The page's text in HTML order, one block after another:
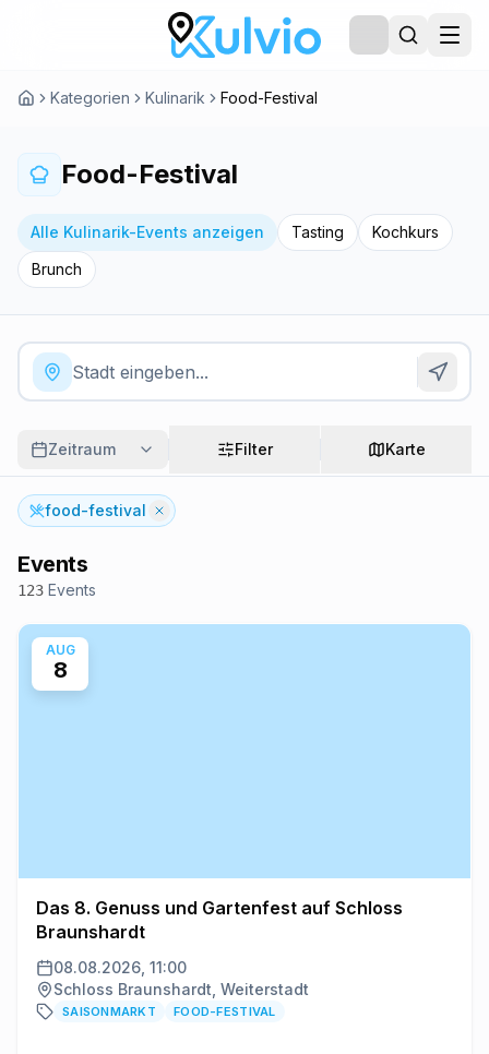
Kategorien Kulinarik Food-Festival
Food-Festival
Alle Kulinarik-Events anzeigen Tasting
Kochkurs
Brunch
Zeitraum Filter Karte
food-festival
Events
123 Events
AUG
8
Das 8. Genuss und Gartenfest auf Schloss
Braunshardt
08.08.2026, 11:00
Schloss Braunshardt, Weiterstadt
SAISONMARKT FOOD-FESTIVAL